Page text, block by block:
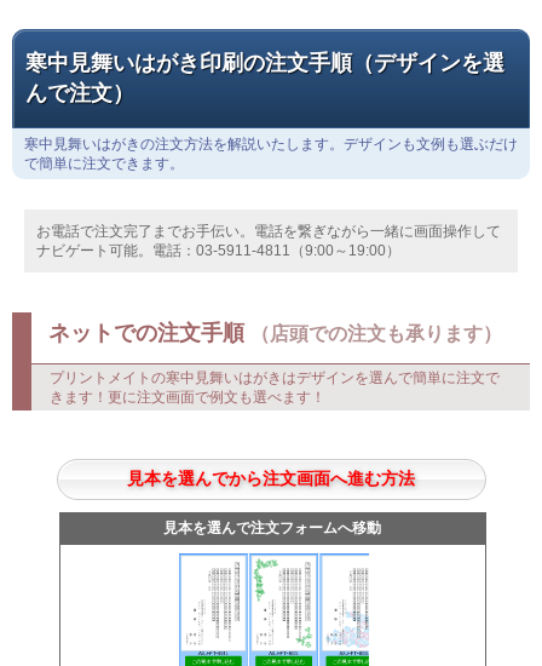
寒中見舞いはがきの文例集で状況に合った例文を探せます。文例集から注文
んで注文）
で簡単に注文できます。
お電話で注文完了までお手伝い。電話を繋ぎながら一緒に画面操作して
ナビゲート可能。電話：03-5911-4811（9:00～19:00）
ネットでの注文手順 （店頭での注文も承ります）
プリントメイトの寒中見舞いはがきはデザインを選んで簡単に注文で
きます！更に注文画面で例文も選べます！
見本を選んでから注文画面へ進む方法